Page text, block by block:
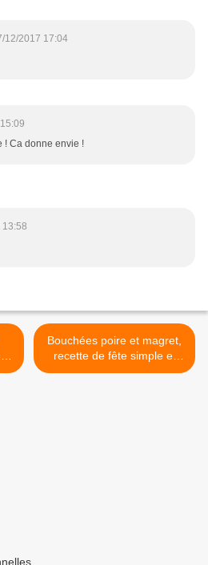
12/2017 17:04
! Ca donne envie !
13:58
Bouchées poire et magret,
recette de fête simple et
originale >